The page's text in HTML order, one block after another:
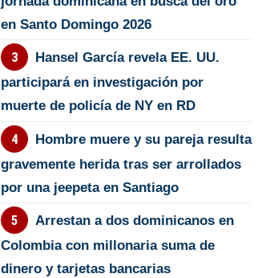
en Santo Domingo 2026
Hansel García revela EE. UU.
participará en investigación por
muerte de policía de NY en RD
Hombre muere y su pareja resulta
gravemente herida tras ser arrollados
por una jeepeta en Santiago
Arrestan a dos dominicanos en
Colombia con millonaria suma de
dinero y tarjetas bancarias